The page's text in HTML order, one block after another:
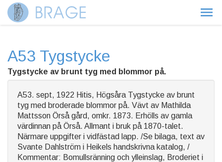
A53 Tygstycke
Tygstycke av brunt tyg med blommor på.
A53. sept, 1922 Hitis, Högsåra Tygstycke av brunt
tyg med broderade blommor på. Vävt av Mathilda
Mattsson Örså gård, omkr. 1873. Erhölls av gamla
värdinnan på Örså. Allmant i bruk på 1870-talet.
Närmare uppgifter i vidfästad lapp. /Se bilaga, text av
Svante Dahlström i Heikels handskrivna katalog, /
Kommentar: Bomullsränning och ylleinslag, Broderiet i